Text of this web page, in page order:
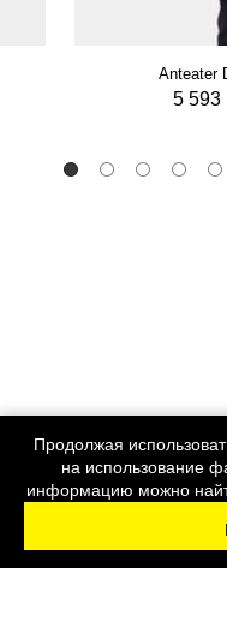
Anteater
5 593
Продолжая
на использование
информацию можно